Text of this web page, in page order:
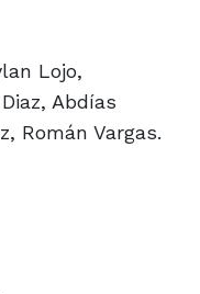
Lojo,
Abdías
Román Vargas.